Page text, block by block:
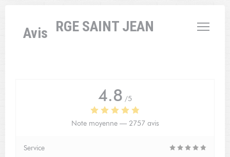
L'AUBERGE SAINT JEAN
Avis
4.8 /5
Note moyenne — 2757 avis
Service